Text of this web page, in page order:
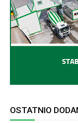
OSTATNIO